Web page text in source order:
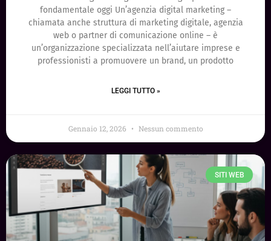
fondamentale oggi Un’agenzia digital marketing –
chiamata anche struttura di marketing digitale, agenzia
web o partner di comunicazione online – è
un’organizzazione specializzata nell’aiutare imprese e
professionisti a promuovere un brand, un prodotto
LEGGI TUTTO »
Gennaio 12, 2026 Nessun commento
SITI WEB